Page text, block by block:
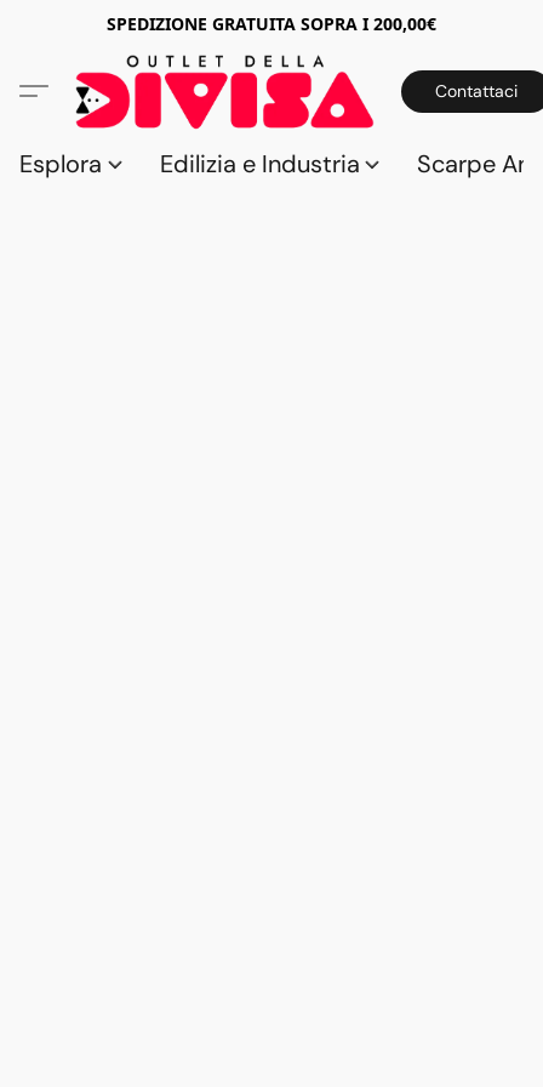
SPEDIZIONE GRATUITA SOPRA I 200,00€
Contattaci
Esplora Edilizia e Industria Scarpe